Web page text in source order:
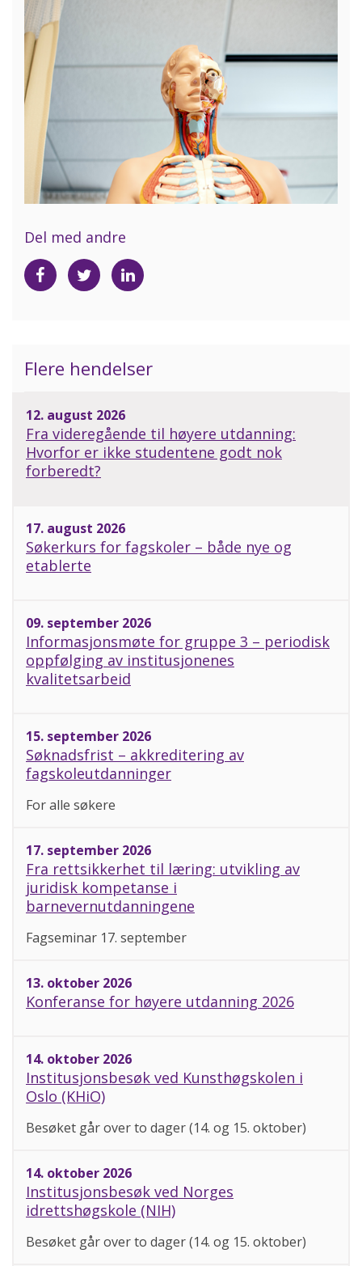
Del med andre
Del
på
Del
på
Del
på
Flere hendelser
12. august 2026
Fra videregående til høyere utdanning:
Hvorfor er ikke studentene godt nok
forberedt?
17. august 2026
Søkerkurs for fagskoler – både nye og
etablerte
09. september 2026
Informasjonsmøte for gruppe 3 – periodisk
oppfølging av institusjonenes
kvalitetsarbeid
15. september 2026
Søknadsfrist – akkreditering av
fagskoleutdanninger
For alle søkere
17. september 2026
Fra rettsikkerhet til læring: utvikling av
juridisk kompetanse i
barnevernutdanningene
Fagseminar 17. september
13. oktober 2026
Konferanse for høyere utdanning 2026
14. oktober 2026
Institusjonsbesøk ved Kunsthøgskolen i
Oslo (KHiO)
Besøket går over to dager (14. og 15. oktober)
14. oktober 2026
Institusjonsbesøk ved Norges
idrettshøgskole (NIH)
Besøket går over to dager (14. og 15. oktober)